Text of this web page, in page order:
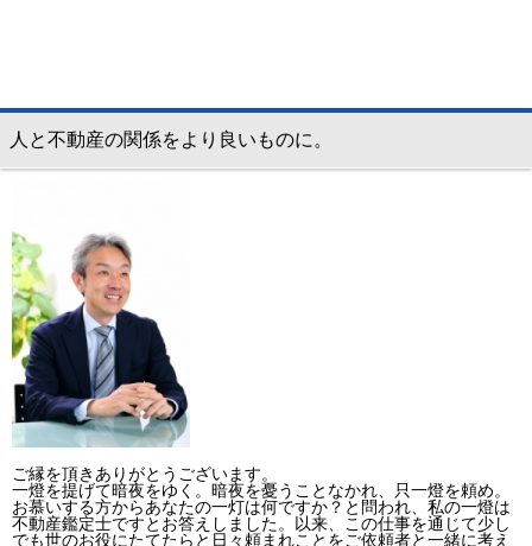
人と不動産の関係をより良いものに。
ご縁を頂きありがとうございます。
一燈を提げて暗夜をゆく。暗夜を憂うことなかれ、只一燈を頼め。
お慕いする方からあなたの一灯は何ですか？と問われ、私の一燈は
不動産鑑定士ですとお答えしました。以来、この仕事を通じて少し
でも世のお役にたてたらと日々頼まれことをご依頼者と一緒に考え